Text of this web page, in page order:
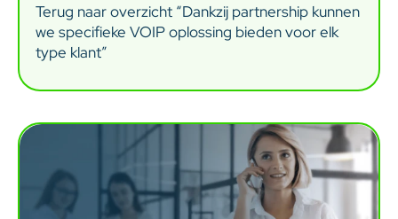
Terug naar overzicht “Dankzij partnership kunnen
we specifieke VOIP oplossing bieden voor elk
type klant”